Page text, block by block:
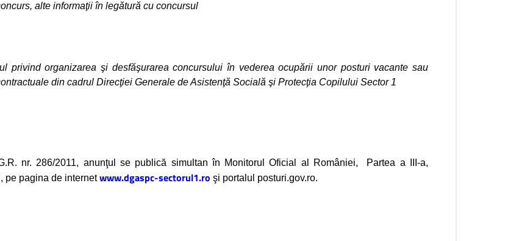
alte informaţii în legătură cu concursul
privind organizarea şi desfăşurarea concursului în vederea ocupării unor posturi vacante sau
din cadrul Direcţiei Generale de Asistenţă Socială şi Protecţia Copilului Sector 1
nr. 286/2011, anunţul se publică simultan în Monitorul Oficial al României,
Partea a III-a,
pe pagina de internetwww.dgaspc-sectorul1.ro şi portalul posturi.gov.ro.